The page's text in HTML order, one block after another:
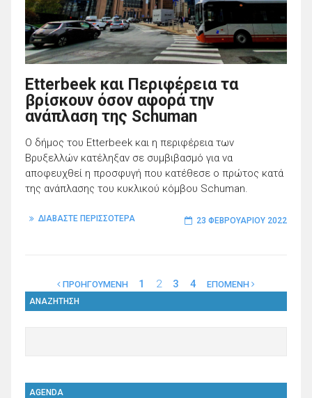
Etterbeek και Περιφέρεια τα
βρίσκουν όσον αφορά την
ανάπλαση της Schuman
Ο δήμος του Etterbeek και η περιφέρεια των
Βρυξελλών κατέληξαν σε συμβιβασμό για να
αποφευχθεί η προσφυγή που κατέθεσε ο πρώτος κατά
της ανάπλασης του κυκλικού κόμβου Schuman.
ΔΙΑΒΑΣΤΕ ΠΕΡΙΣΣΟΤΕΡΑ 23 ΦΕΒΡΟΥΑΡΊΟΥ 2022
ΠΡΟΗΓΟΥΜΕΝΗ 1 2 3 4 ΕΠΟΜΕΝΗ
ΑΝΑΖΗΤΗΣΗ
AGENDA